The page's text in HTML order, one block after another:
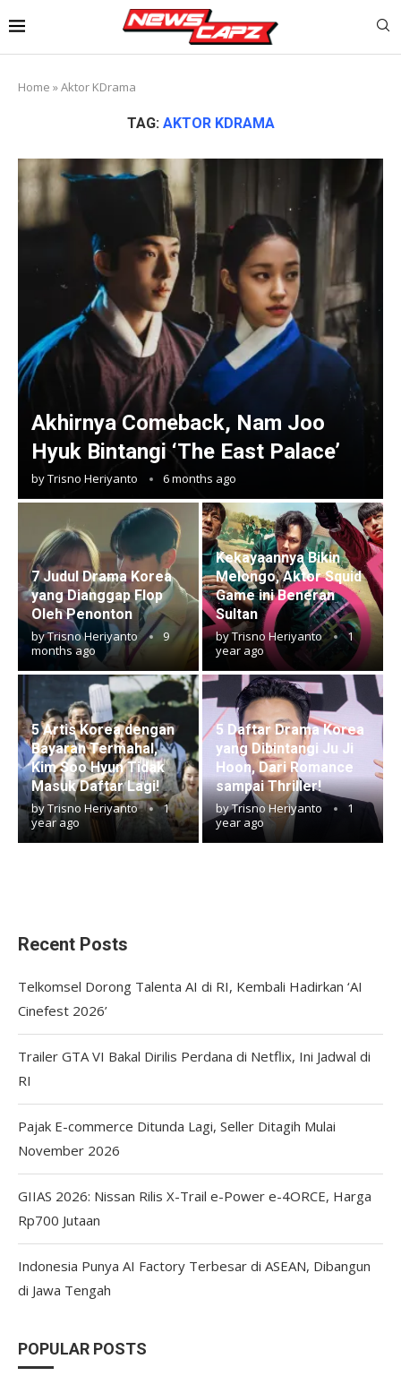
Home »Aktor KDrama
TAG: AKTOR KDRAMA
Akhirnya Comeback, Nam Joo
Hyuk Bintangi ‘The East Palace’
byTrisno Heriyanto 6 months ago
7 Judul Drama Korea
yang Dianggap Flop
Oleh Penonton
byTrisno Heriyanto
9
months ago
Kekayaannya Bikin
Melongo, Aktor Squid
Game ini Beneran
Sultan
byTrisno Heriyanto
1
year ago
5 Artis Korea dengan
Bayaran Termahal,
Kim Soo Hyun Tidak
Masuk Daftar Lagi!
byTrisno Heriyanto
1
year ago
5 Daftar Drama Korea
yang Dibintangi Ju Ji
Hoon, Dari Romance
sampai Thriller!
byTrisno Heriyanto
1
year ago
Recent Posts
Telkomsel Dorong Talenta AI di RI, Kembali Hadirkan ‘AI
Cinefest 2026’
Trailer GTA VI Bakal Dirilis Perdana di Netflix, Ini Jadwal di
RI
Pajak E-commerce Ditunda Lagi, Seller Ditagih Mulai
November 2026
GIIAS 2026: Nissan Rilis X-Trail e-Power e-4ORCE, Harga
Rp700 Jutaan
Indonesia Punya AI Factory Terbesar di ASEAN, Dibangun
di Jawa Tengah
POPULAR POSTS